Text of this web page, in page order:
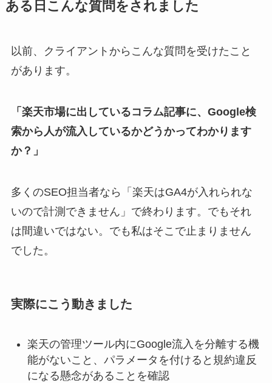
ある日こんな質問をされました
以前、クライアントからこんな質問を受けたこと
があります。
「楽天市場に出しているコラム記事に、Google検
索から人が流入しているかどうかってわかります
か？」
多くのSEO担当者なら「楽天はGA4が入れられな
いので計測できません」で終わります。でもそれ
は間違いではない。でも私はそこで止まりません
でした。
実際にこう動きました
楽天の管理ツール内にGoogle流入を分離する機
能がないこと、パラメータを付けると規約違反
になる懸念があることを確認